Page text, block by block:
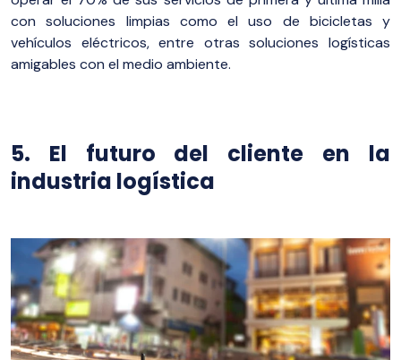
con soluciones limpias como el uso de bicicletas y
vehículos eléctricos, entre otrassoluciones logísticas
amigables con el medio ambiente.
5. El futuro del cliente en la
industria logística